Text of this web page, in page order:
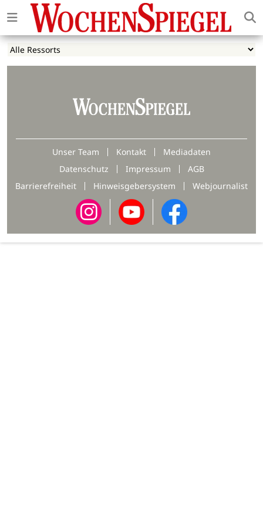
Unser Team Kontakt
Mediadaten
Datenschutz
Impressum
AGB
Barrierefreiheit
Hinweisgebersystem Webjournalist